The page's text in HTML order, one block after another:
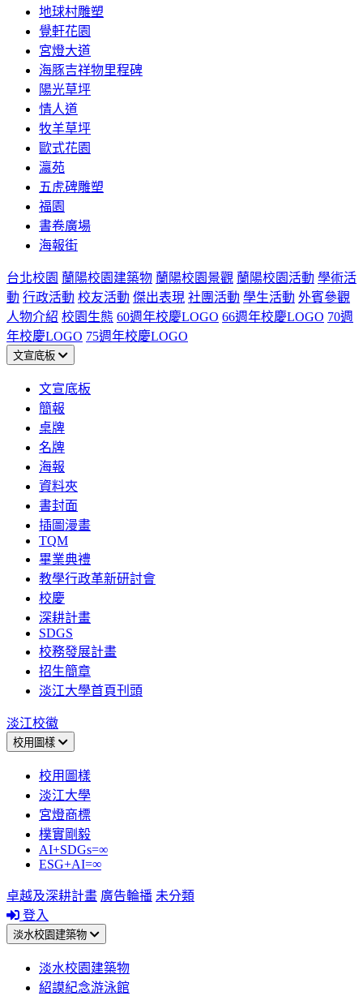
地球村雕塑
覺軒花園
宮燈大道
海豚吉祥物里程碑
陽光草坪
情人道
牧羊草坪
歐式花園
瀛苑
五虎碑雕塑
福園
書卷廣場
海報街
台北校園 蘭陽校園建築物 蘭陽校園景觀 蘭陽校園活動 學術活
動 行政活動 校友活動 傑出表現 社團活動 學生活動 外賓參觀
人物介紹 校園生態 60週年校慶LOGO 66週年校慶LOGO 70週
年校慶LOGO 75週年校慶LOGO
文宣底板
文宣底板
簡報
桌牌
名牌
海報
資料夾
書封面
插圖漫畫
TQM
畢業典禮
教學行政革新研討會
校慶
深耕計畫
SDGS
校務發展計畫
招生簡章
淡江大學首頁刊頭
淡江校徽
校用圖樣
校用圖樣
淡江大學
宮燈商標
樸實剛毅
AI+SDGs=∞
ESG+AI=∞
卓越及深耕計畫 廣告輪播 未分類
登入
淡水校園建築物
淡水校園建築物
紹謨紀念游泳館